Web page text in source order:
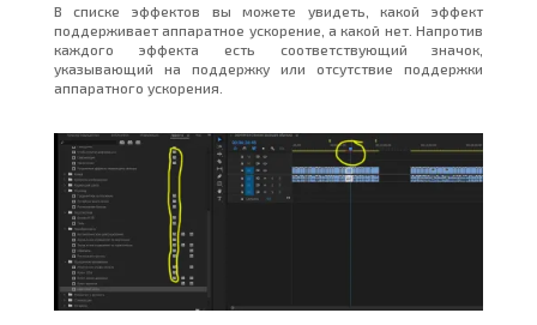
В списке эффектов вы можете увидеть, какой эффект
поддерживает аппаратное ускорение, а какой нет. Напротив
каждого эффекта есть соответствующий значок,
указывающий на поддержку или отсутствие поддержки
аппаратного ускорения.